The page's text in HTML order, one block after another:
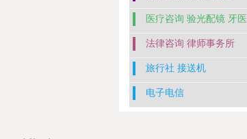
医疗咨询 验光配镜 牙医
法律咨询 律师事务所
旅行社 接送机
电子电信